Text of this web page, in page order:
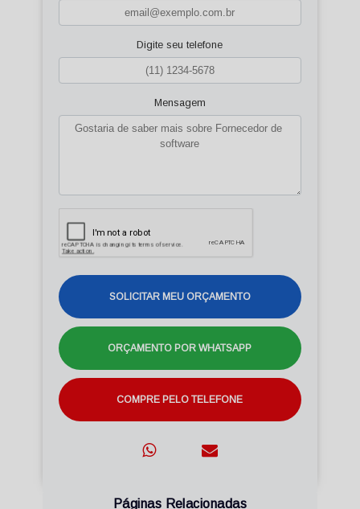
Digite seu telefone
Mensagem
SOLICITAR MEU ORÇAMENTO
ORÇAMENTO POR WHATSAPP
COMPRE PELO TELEFONE
Páginas Relacionadas